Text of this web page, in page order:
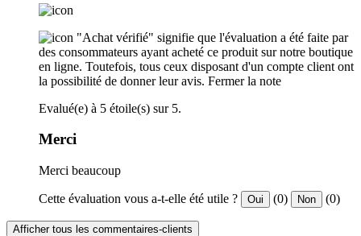
"Achat vérifié" signifie que l'évaluation a été faite par
des consommateurs ayant acheté ce produit sur notre boutique
en ligne. Toutefois, tous ceux disposant d'un compte client ont
la possibilité de donner leur avis. Fermer la note
Evalué(e) à 5 étoile(s) sur 5.
Merci
Merci beaucoup
Cette évaluation vous a-t-elle été utile ? Oui (0) Non (0)
Afficher tous les commentaires-clients